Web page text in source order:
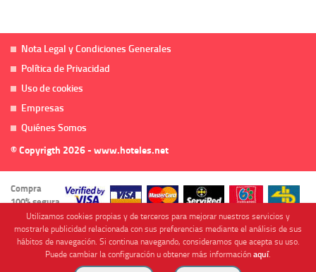
Nota Legal y Condiciones Generales
Política de Privacidad
Uso de cookies
Empresas
Quiénes Somos
© Copyrigth 2026 - www.hoteles.net
Compra
100% segura
Utilizamos cookies propias y de terceros para mejorar nuestros servicios y
mostrarle publicidad relacionada con sus preferencias mediante el análisis de sus
hábitos de navegación. Si continua navegando, consideramos que acepta su uso.
Puede cambiar la configuración u obtener más informaciónaquí.